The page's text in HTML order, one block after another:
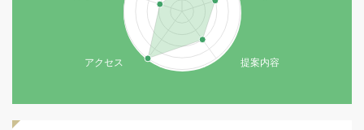
提案内容
アクセス